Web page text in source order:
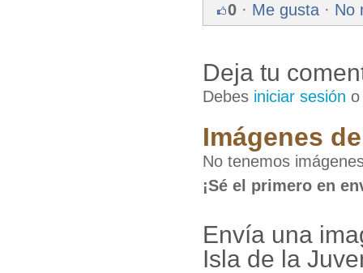
0 · Me gusta · No
Deja tu
Debes iniciar sesión
Imágenes
No tenemos
¡Sé el primero en
Envía una
Isla de la